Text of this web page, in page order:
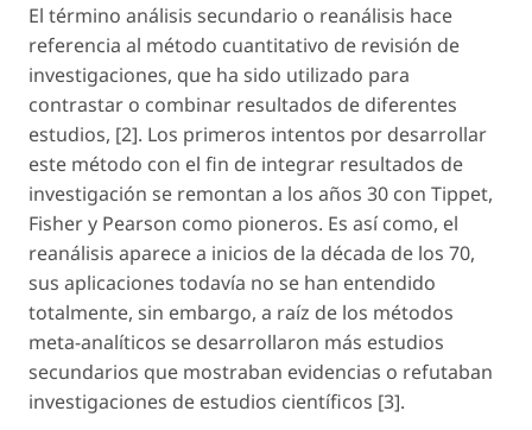
El término análisis secundario o reanálisis hace
referencia al método cuantitativo de revisión de
investigaciones, que ha sido utilizado para
contrastar o combinar resultados de diferentes
estudios, [2]. Los primeros intentos por desarrollar
este método con el fin de integrar resultados de
investigación se remontan a los años 30 con Tippet,
Fisher y Pearson como pioneros. Es así como, el
reanálisis aparece a inicios de la década de los 70,
sus aplicaciones todavía no se han entendido
totalmente, sin embargo, a raíz de los métodos
meta-analíticos se desarrollaron más estudios
secundarios que mostraban evidencias o refutaban
investigaciones de estudios científicos [3].